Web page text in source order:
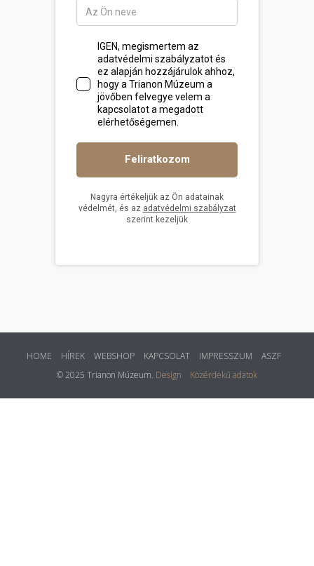
HOME HÍREK WEBSHOP KAPCSOLAT IMPRESSZUM
ASZF
© 2025 Trianon Múzeum. Design Közérdekű adatok